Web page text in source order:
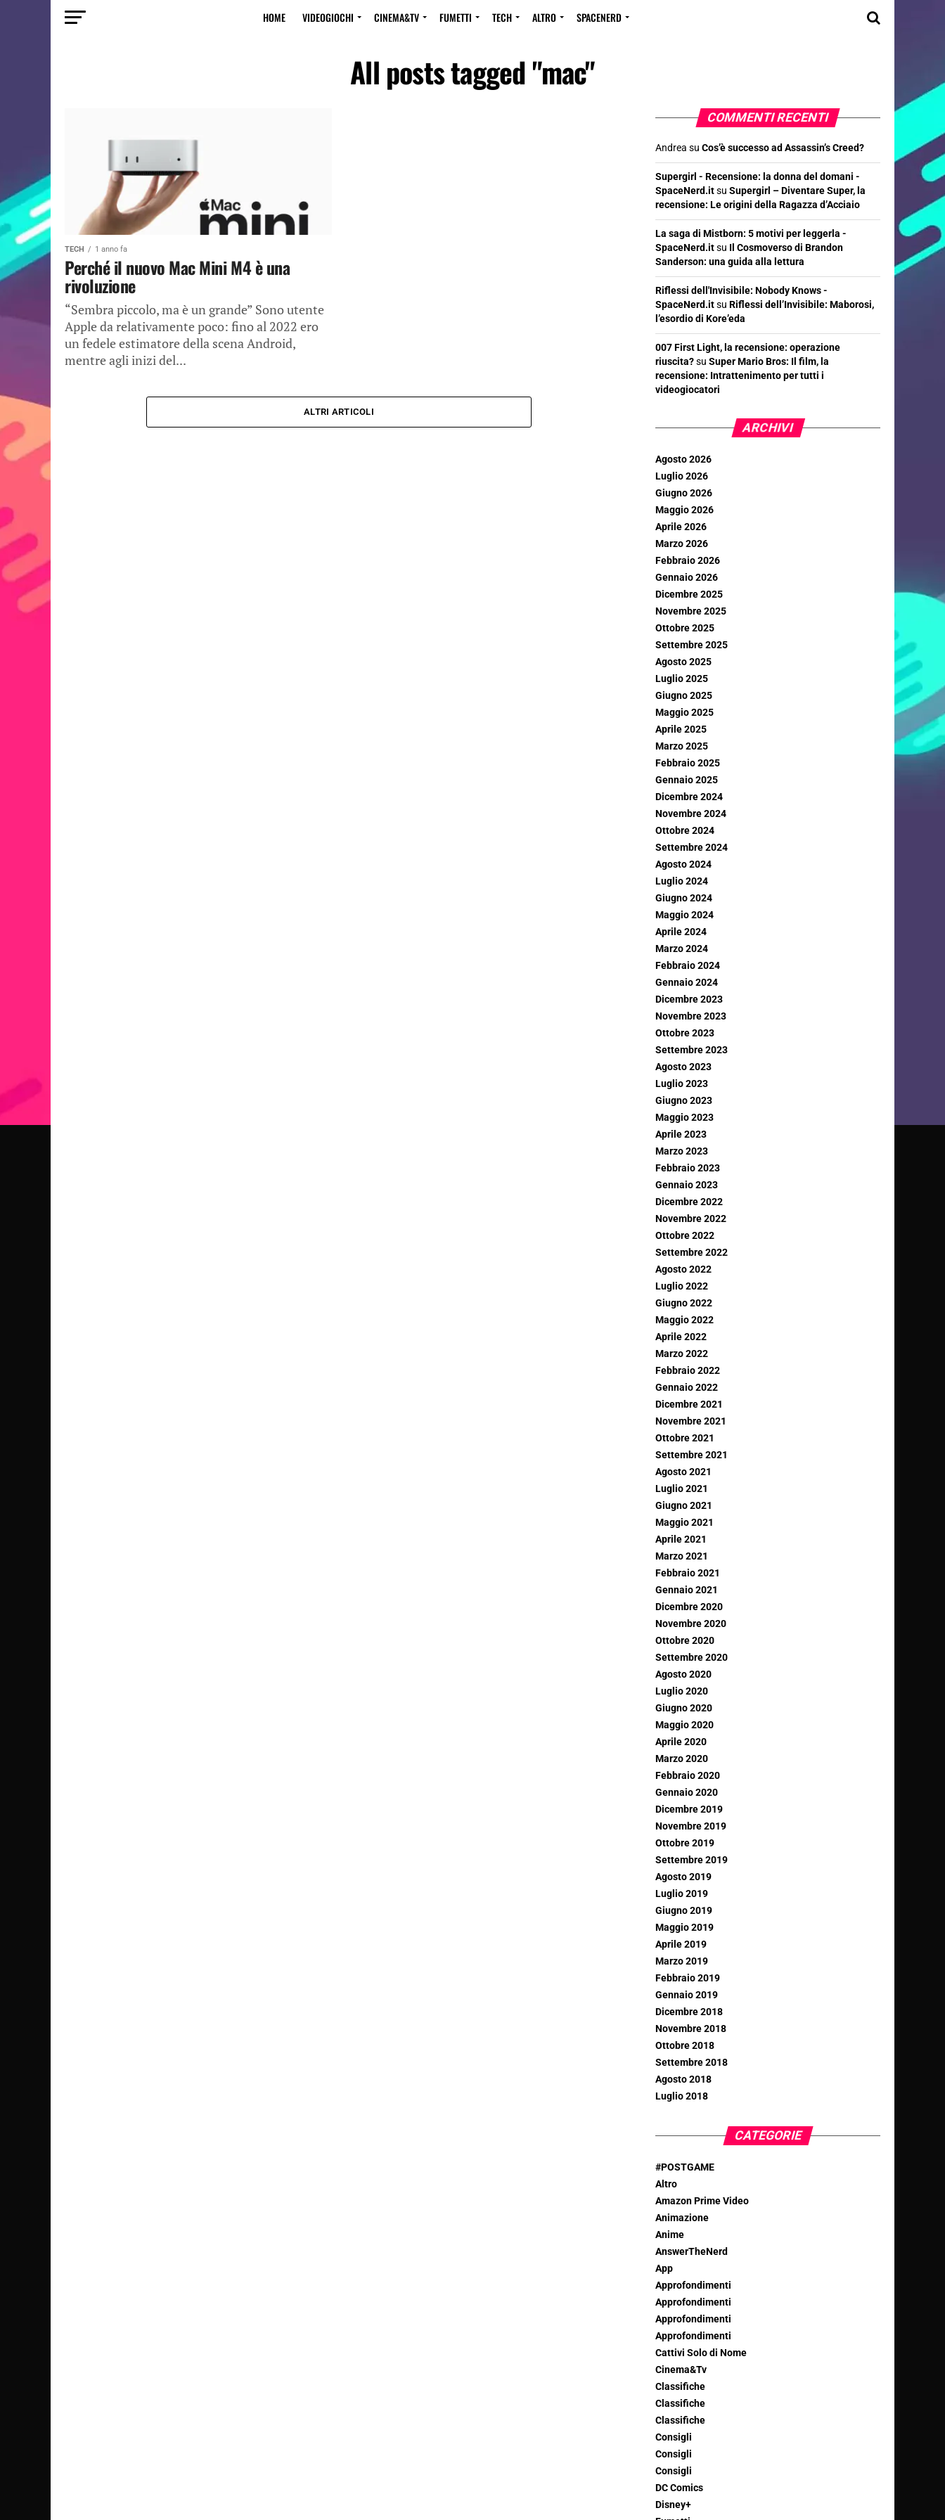
HOME VIDEOGIOCHI CINEMA&TV FUMETTI TECH ALTRO SPACENERD
All posts tagged "mac"
TECH 1 anno fa
Perché il nuovo Mac Mini M4 è una
rivoluzione
“Sembra piccolo, ma è un grande” Sono utente
Apple da relativamente poco: fino al 2022 ero
un fedele estimatore della scena Android,
mentre agli inizi del...
ALTRI ARTICOLI
COMMENTI RECENTI
Andrea su Cos’è successo ad Assassin’s Creed?
Supergirl - Recensione: la donna del domani -
SpaceNerd.itsu Supergirl – Diventare Super, la
recensione: Le origini della Ragazza d’Acciaio
La saga di Mistborn: 5 motivi per leggerla -
SpaceNerd.itsu Il Cosmoverso di Brandon
Sanderson: una guida alla lettura
Riflessi dell'Invisibile: Nobody Knows -
SpaceNerd.itsu Riflessi dell’Invisibile: Maborosi,
l’esordio di Kore’eda
007 First Light, la recensione: operazione
riuscita?su Super Mario Bros: Il film, la
recensione: Intrattenimento per tutti i
videogiocatori
ARCHIVI
Agosto 2026
Luglio 2026
Giugno 2026
Maggio 2026
Aprile 2026
Marzo 2026
Febbraio 2026
Gennaio 2026
Dicembre 2025
Novembre 2025
Ottobre 2025
Settembre 2025
Agosto 2025
Luglio 2025
Giugno 2025
Maggio 2025
Aprile 2025
Marzo 2025
Febbraio 2025
Gennaio 2025
Dicembre 2024
Novembre 2024
Ottobre 2024
Settembre 2024
Agosto 2024
Luglio 2024
Giugno 2024
Maggio 2024
Aprile 2024
Marzo 2024
Febbraio 2024
Gennaio 2024
Dicembre 2023
Novembre 2023
Ottobre 2023
Settembre 2023
Agosto 2023
Luglio 2023
Giugno 2023
Maggio 2023
Aprile 2023
Marzo 2023
Febbraio 2023
Gennaio 2023
Dicembre 2022
Novembre 2022
Ottobre 2022
Settembre 2022
Agosto 2022
Luglio 2022
Giugno 2022
Maggio 2022
Aprile 2022
Marzo 2022
Febbraio 2022
Gennaio 2022
Dicembre 2021
Novembre 2021
Ottobre 2021
Settembre 2021
Agosto 2021
Luglio 2021
Giugno 2021
Maggio 2021
Aprile 2021
Marzo 2021
Febbraio 2021
Gennaio 2021
Dicembre 2020
Novembre 2020
Ottobre 2020
Settembre 2020
Agosto 2020
Luglio 2020
Giugno 2020
Maggio 2020
Aprile 2020
Marzo 2020
Febbraio 2020
Gennaio 2020
Dicembre 2019
Novembre 2019
Ottobre 2019
Settembre 2019
Agosto 2019
Luglio 2019
Giugno 2019
Maggio 2019
Aprile 2019
Marzo 2019
Febbraio 2019
Gennaio 2019
Dicembre 2018
Novembre 2018
Ottobre 2018
Settembre 2018
Agosto 2018
Luglio 2018
CATEGORIE
#POSTGAME
Altro
Amazon Prime Video
Animazione
Anime
AnswerTheNerd
App
Approfondimenti
Approfondimenti
Approfondimenti
Approfondimenti
Cattivi Solo di Nome
Cinema&Tv
Classifiche
Classifiche
Classifiche
Consigli
Consigli
Consigli
DC Comics
Disney+